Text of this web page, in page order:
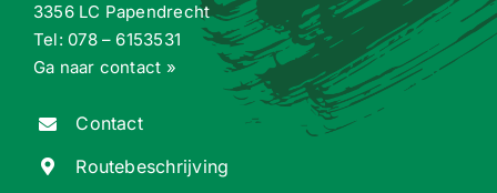
3356 LC Papendrecht
Tel: 078 – 6153531
Ga naar contact »
Contact
Routebeschrijving